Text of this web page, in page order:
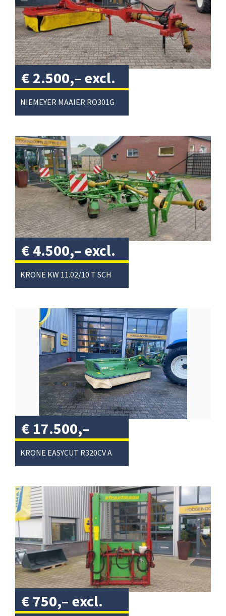
NIEMEYER MAAIER RO301G
€ 2.500,– excl.
btw/
€ 4.500,– excl.
btw/
€ 17.500,–
excl. btw/
€ 750,– excl.